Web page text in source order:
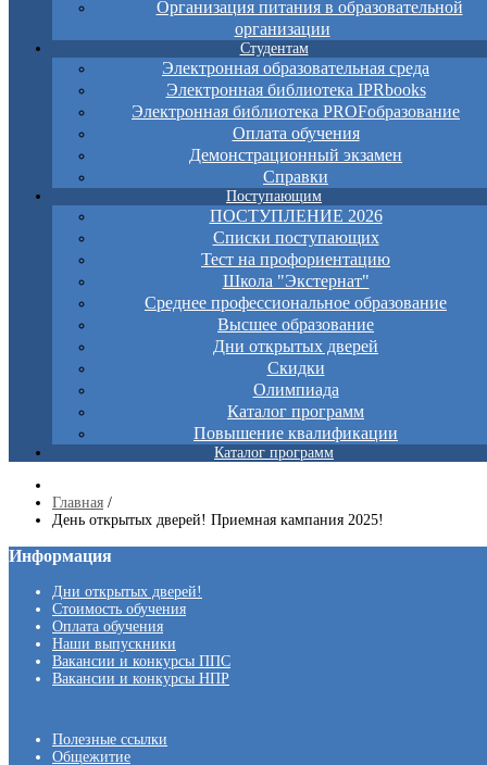
Организация питания в образовательной
организации
Студентам
Электронная образовательная среда
Электронная библиотека IPRbooks
Электронная библиотека PROFобразование
Оплата обучения
Демонстрационный экзамен
Справки
Поступающим
ПОСТУПЛЕНИЕ 2026
Списки поступающих
Тест на профориентацию
Школа "Экстернат"
Среднее профессиональное образование
Высшее образование
Дни открытых дверей
Скидки
Олимпиада
Каталог программ
Повышение квалификации
Каталог программ
Главная /
День открытых дверей! Приемная кампания 2025!
Информация
Дни открытых дверей!
Стоимость обучения
Оплата обучения
Наши выпускники
Вакансии и конкурсы ППС
Вакансии и конкурсы НПР
Полезные ссылки
Общежитие